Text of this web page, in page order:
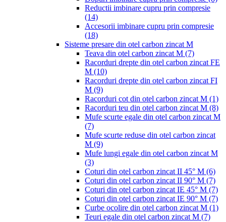
Reductii imbinare cupru prin compresie
(14)
Accesorii imbinare cupru prin compresie
(18)
Sisteme presare din otel carbon zincat M
Teava din otel carbon zincat M (7)
Racorduri drepte din otel carbon zincat FE
M (10)
Racorduri drepte din otel carbon zincat FI
M (9)
Racorduri cot din otel carbon zincat M (1)
Racorduri teu din otel carbon zincat M (8)
Mufe scurte egale din otel carbon zincat M
(7)
Mufe scurte reduse din otel carbon zincat
M (9)
Mufe lungi egale din otel carbon zincat M
(3)
Coturi din otel carbon zincat II 45° M (6)
Coturi din otel carbon zincat II 90° M (7)
Coturi din otel carbon zincat IE 45° M (7)
Coturi din otel carbon zincat IE 90° M (7)
Curbe ocolire din otel carbon zincat M (1)
Teuri egale din otel carbon zincat M (7)